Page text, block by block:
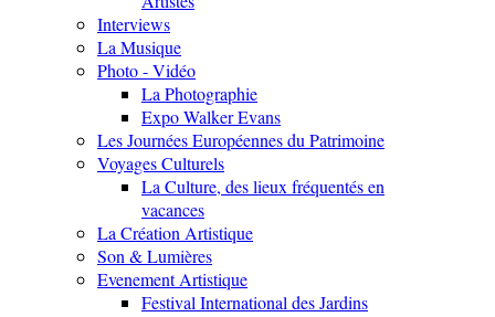
Interviews
La Musique
Photo - Vidéo
La Photographie
Expo Walker Evans
Les Journées Européennes du Patrimoine
Voyages Culturels
La Culture, des lieux fréquentés en
vacances
La Création Artistique
Son & Lumières
Evenement Artistique
Festival International des Jardins